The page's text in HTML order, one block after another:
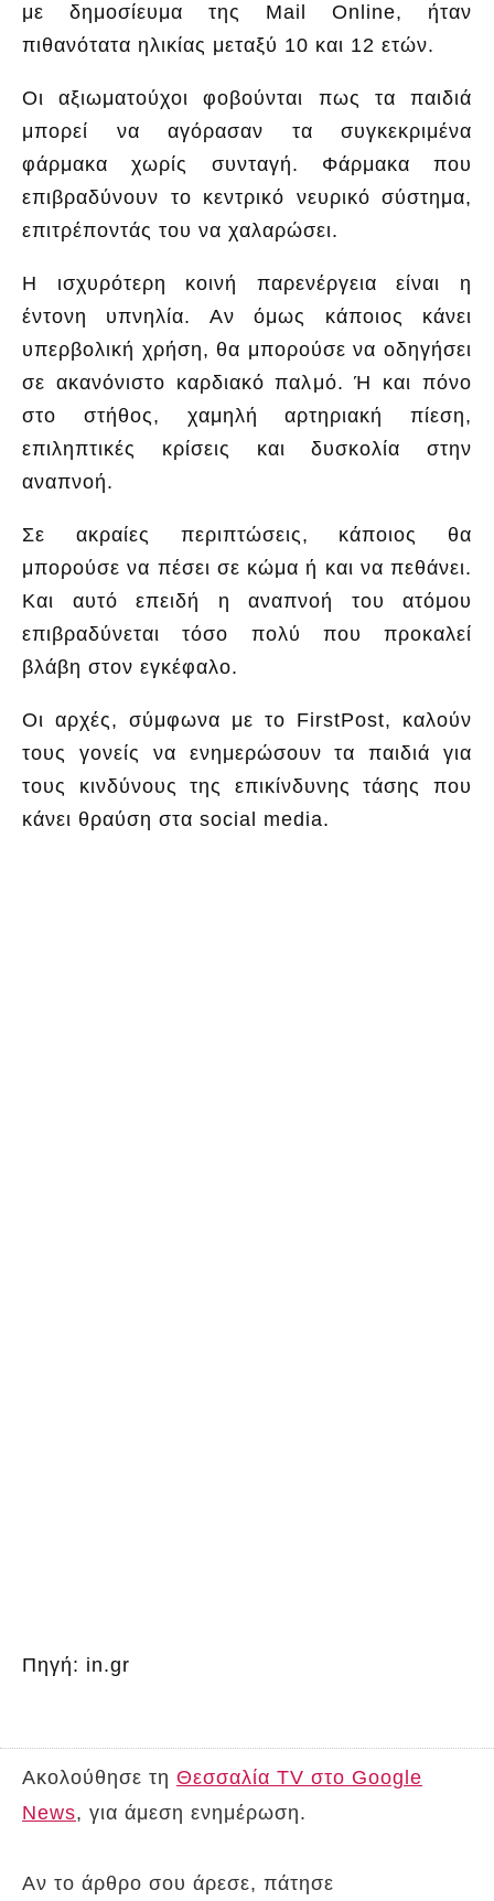
με δημοσίευμα της Mail Online, ήταν
πιθανότατα ηλικίας μεταξύ 10 και 12 ετών.
Οι αξιωματούχοι φοβούνται πως τα παιδιά
μπορεί να αγόρασαν τα συγκεκριμένα
φάρμακα χωρίς συνταγή. Φάρμακα που
επιβραδύνουν το κεντρικό νευρικό σύστημα,
επιτρέποντάς του να χαλαρώσει.
Η ισχυρότερη κοινή παρενέργεια είναι η
έντονη υπνηλία. Αν όμως κάποιος κάνει
υπερβολική χρήση, θα μπορούσε να οδηγήσει
σε ακανόνιστο καρδιακό παλμό. Ή και πόνο
στο στήθος, χαμηλή αρτηριακή πίεση,
επιληπτικές κρίσεις και δυσκολία στην
αναπνοή.
Σε ακραίες περιπτώσεις, κάποιος θα
μπορούσε να πέσει σε κώμα ή και να πεθάνει.
Και αυτό επειδή η αναπνοή του ατόμου
επιβραδύνεται τόσο πολύ που προκαλεί
βλάβη στον εγκέφαλο.
Οι αρχές, σύμφωνα με το FirstPost, καλούν
τους γονείς να ενημερώσουν τα παιδιά για
τους κινδύνους της επικίνδυνης τάσης που
κάνει θραύση στα social media.
Πηγή: in.gr
Ακολούθησε τη Θεσσαλία TV στο Google
News, για άμεση ενημέρωση.
Αν το άρθρο σου άρεσε, πάτησε